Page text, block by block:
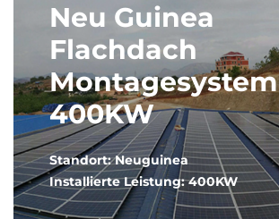
Neu Guinea
Flachdach
Montagesystem
400KW
Standort: Neuguinea
Installierte Leistung: 400KW